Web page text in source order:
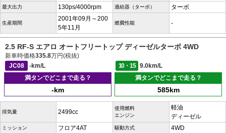
最大出力 130ps/4000rpm 過給器（ターボ） ターボ
生産期間
2001年09月～200
5年11月
燃費性能 -
2.5 RF-S エアロ オートフリートップ ディーゼルターボ 4WD
新車時価格335.8万円(税抜)
JC08
-km/L 10・15
9.0km/L
満タンでどこまで走る？
-km
満タンでどこまで走る？
585km
排気量 2499cc
使用燃料
エンジン
軽油
ディーゼル
ミッション フロア4AT 駆動方式 4WD